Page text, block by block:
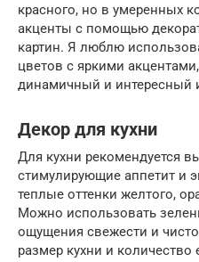
красного, но в умеренных
акценты с помощью
картин. Я люблю
цветов с яркими
динамичный и интересный
Декор для кухни
Для кухни рекомендуется
стимулирующие аппетит и
теплые оттенки желтого,
Можно использовать
ощущения свежести и
размер кухни и количество